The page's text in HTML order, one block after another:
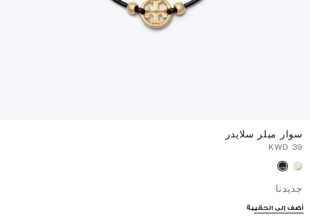
سوار ميلر سلايدر
جديدنا
أضف إلى الحقيبة